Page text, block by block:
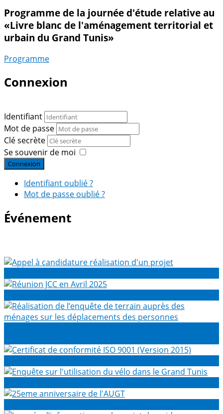
Programme de la journée d'étude relative au
«Livre blanc de l'aménagement territorial et
urbain du Grand Tunis»
Programme
Connexion
Identifiant
Mot de passe
Clé secrète
Se souvenir de moi
Connexion
Identifiant oublié ?
Mot de passe oublié ?
Événement